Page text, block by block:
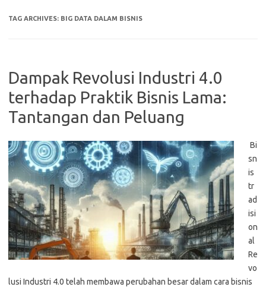
TAG ARCHIVES: BIG DATA DALAM BISNIS
Dampak Revolusi Industri 4.0
terhadap Praktik Bisnis Lama:
Tantangan dan Peluang
Bi
sn
is
tr
ad
isi
on
al
Re
vo
lusi Industri 4.0 telah membawa perubahan besar dalam cara bisnis